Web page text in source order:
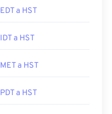
EDT a HST
IDT a HST
MET a HST
PDT a HST